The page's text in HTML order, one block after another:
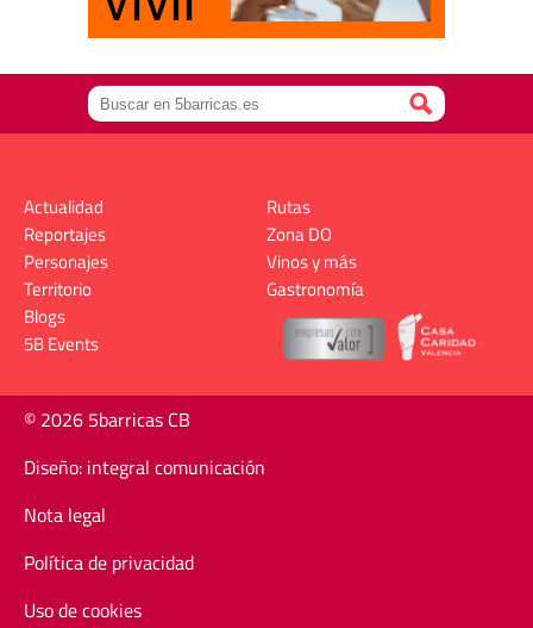
Actualidad
Reportajes
Personajes
Territorio
Rutas
Zona DO
Vinos y más
Gastronomía
Blogs
5B Events
© 2026 5barricas CB
Diseño: integral comunicación
Nota legal
Política de privacidad
Uso de cookies